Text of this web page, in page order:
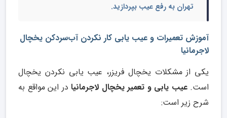
تهران به رفع عیب بپردازید.
آموزش تعمیرات و عیب یابی کار نکردن آب‌سردکن یخچال
لاجرمانیا
یکی از مشکلات یخچال فریزر، عیب یابی نکردن یخچال
است.عیب یابی و تعمیر یخچال لاجرمانیا در این مواقع به
شرح زیر است: